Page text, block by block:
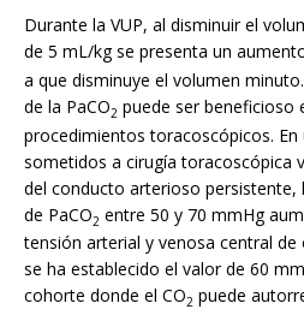
Durante la VUP, al disminuir el
de 5 mL/kg se presenta un
a que disminuye el volumen
de la PaCO2 puede ser beneficioso
procedimientos toracoscópicos.
sometidos a cirugía toracoscópica
del conducto arterioso persistente,
de PaCO2 entre 50 y 70 mmHg
tensión arterial y venosa central de
se ha establecido el valor de 60
cohorte donde el CO2 puede